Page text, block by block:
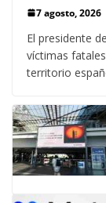
7 agosto, 2026
El presidente
víctimas
territorio